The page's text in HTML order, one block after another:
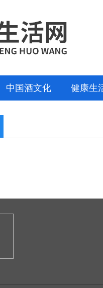
中国酒文化 健康生